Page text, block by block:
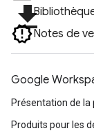
file_downloadNotes de
Google
Présentation de
Produits pour les